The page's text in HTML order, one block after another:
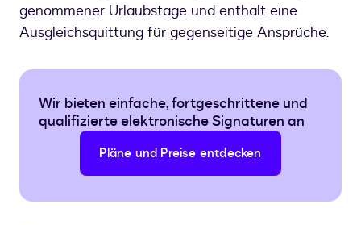
genommener Urlaubstage und enthält eine
Ausgleichsquittung für gegenseitige Ansprüche.
Wir bieten einfache, fortgeschrittene und
qualifizierte elektronische Signaturen an
Pläne und Preise entdecken